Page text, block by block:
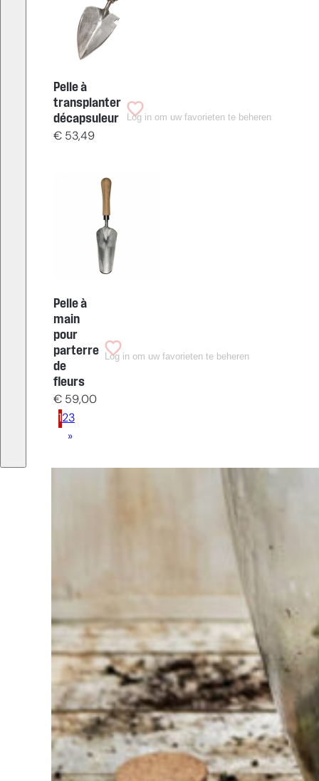
Pelle à
transplanter
décapsuleur
€53,49
Log in om uw favorieten te beheren
Pelle à
main
pour
parterre
de
fleurs
€59,00
Log in om uw favorieten te beheren
1 23
»
Sneeboer,